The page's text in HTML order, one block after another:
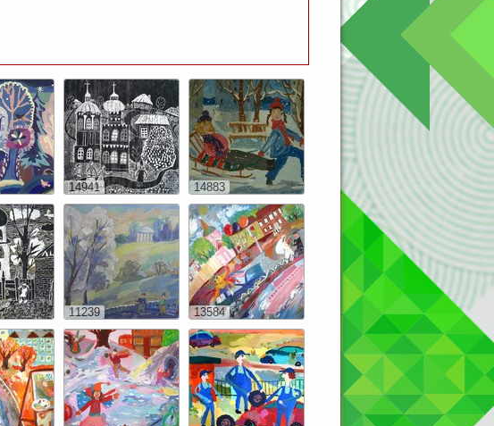
14941 14883
11239 13584